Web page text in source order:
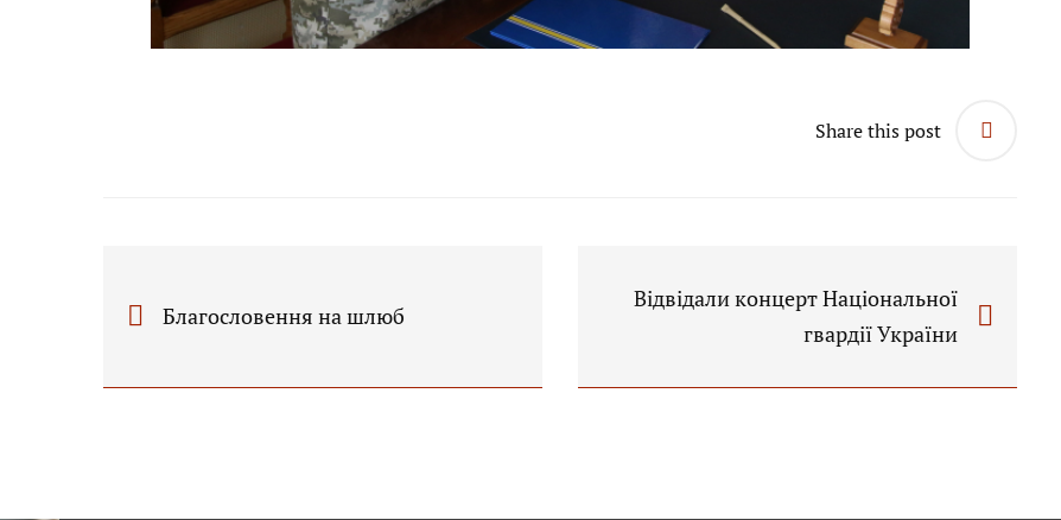
Share this post
Благословення на шлюб
Відвідали концерт Національної
гвардії України